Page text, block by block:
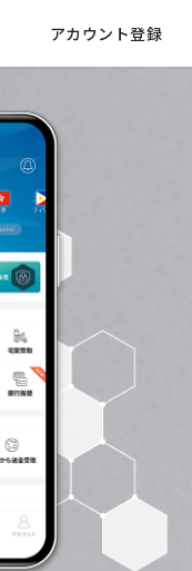
アカウント登録